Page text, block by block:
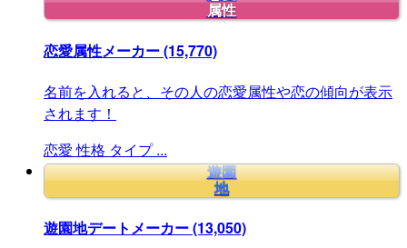
属性
恋愛属性メーカー(15,770)
名前を入れると、その人の恋愛属性や恋の傾向が表示
されます！
恋愛 性格 タイプ ...
遊園
地
遊園地デートメーカー(13,050)